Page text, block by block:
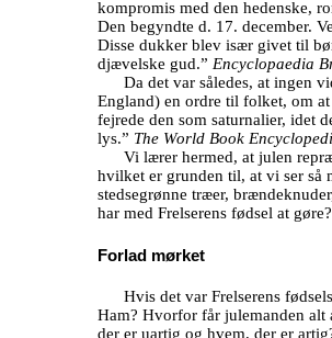
kompromis med den hedenske,
Den begyndte d. 17. december.
Disse dukker blev især givet til
djævelske gud.” Encyclopaedia
Da det var således, at ingen
England) en ordre til folket, om
fejrede den som saturnalier, idet
lys.” The World Book
Vi lærer hermed, at julen
hvilket er grunden til, at vi ser så
stedsegrønne træer,
har med Frelserens fødsel at
Forlad mørket
Hvis det var Frelserens
Ham? Hvorfor får julemanden alt
der er uartig og hvem, der er